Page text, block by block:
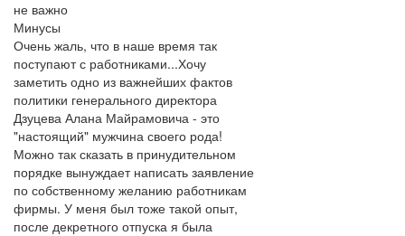
не важно
Минусы
Очень жаль, что в наше время так
поступают с работниками...Хочу
заметить одно из важнейших фактов
политики генерального директора
Дзуцева Алана Майрамовича - это
"настоящий" мужчина своего рода!
Можно так сказать в принудительном
порядке вынуждает написать заявление
по собственному желанию работникам
фирмы. У меня был тоже такой опыт,
после декретного отпуска я была